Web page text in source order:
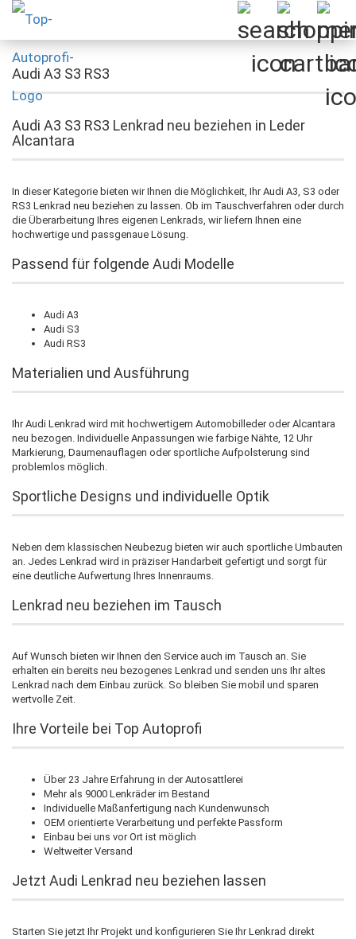
Audi A3 S3 RS3
Audi A3 S3 RS3 Lenkrad neu beziehen in Leder
Alcantara
In dieser Kategorie bieten wir Ihnen die Möglichkeit, Ihr Audi A3, S3 oder
RS3 Lenkrad neu beziehen zu lassen. Ob im Tauschverfahren oder durch
die Überarbeitung Ihres eigenen Lenkrads, wir liefern Ihnen eine
hochwertige und passgenaue Lösung.
Passend für folgende Audi Modelle
Audi A3
Audi S3
Audi RS3
Materialien und Ausführung
Ihr Audi Lenkrad wird mit hochwertigem Automobilleder oder Alcantara
neu bezogen. Individuelle Anpassungen wie farbige Nähte, 12 Uhr
Markierung, Daumenauflagen oder sportliche Aufpolsterung sind
problemlos möglich.
Sportliche Designs und individuelle Optik
Neben dem klassischen Neubezug bieten wir auch sportliche Umbauten
an. Jedes Lenkrad wird in präziser Handarbeit gefertigt und sorgt für
eine deutliche Aufwertung Ihres Innenraums.
Lenkrad neu beziehen im Tausch
Auf Wunsch bieten wir Ihnen den Service auch im Tausch an. Sie
erhalten ein bereits neu bezogenes Lenkrad und senden uns Ihr altes
Lenkrad nach dem Einbau zurück. So bleiben Sie mobil und sparen
wertvolle Zeit.
Ihre Vorteile bei Top Autoprofi
Über 23 Jahre Erfahrung in der Autosattlerei
Mehr als 9000 Lenkräder im Bestand
Individuelle Maßanfertigung nach Kundenwunsch
OEM orientierte Verarbeitung und perfekte Passform
Einbau bei uns vor Ort ist möglich
Weltweiter Versand
Jetzt Audi Lenkrad neu beziehen lassen
Starten Sie jetzt Ihr Projekt und konfigurieren Sie Ihr Lenkrad direkt